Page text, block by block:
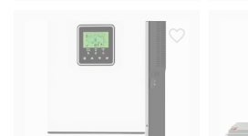
батарея для
гироскутера